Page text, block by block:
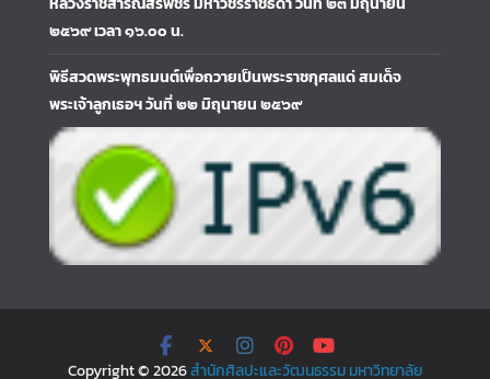
๒๕๖๙ เวลา ๑๖.๐๐ น.
พิธีสวดพระพุทธมนต์เพื่อถวายเป็นพระราชกุศลแด่ สมเด็จ
พระเจ้าลูกเธอฯ วันที่ ๒๒ มิถุนายน ๒๕๖๙
Copyright © 2026สำนักศิลปะและวัฒนธรรม มหาวิทยาลัย